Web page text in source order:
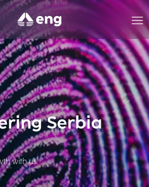
Serbia
with us.